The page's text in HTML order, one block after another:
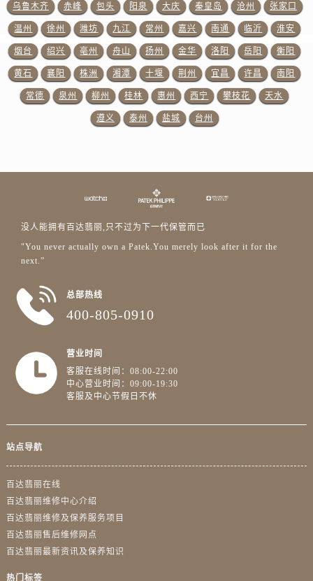
乌鲁木齐 赤峰 包头 阳泉 大庆 秦皇岛 沧州 张家口
温州 徐州 潍坊 九江 常州 嘉兴 南通 临沂 淮安
烟台 绍兴 亳州 舟山 扬州 金华 洛阳 岳阳 衡阳
黄石 襄阳 株洲 湘潭 十堰 荆州 宜昌 许昌 南阳
常德 泉州 柳州 桂林 惠州 西宁 攀枝花 天水
遵义 泰州 盐城 台州
没人能拥有百达翡丽,只不过为下一代保管而已
"You never actually own a Patek.You merely look after it for the
next.”
总部热线
400-805-0910
营业时间
客服在线时间：08:00-22:00
中心营业时间：09:00-19:30
客服及中心节假日不休
站点导航
百达翡丽在线
百达翡丽维修中心介绍
百达翡丽维修及保养服务项目
百达翡丽售后维修网点
百达翡丽最新资讯及保养知识
热门标签